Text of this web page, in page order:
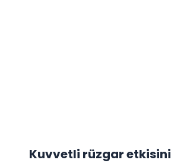
Kuvvetli rüzgar etkisini